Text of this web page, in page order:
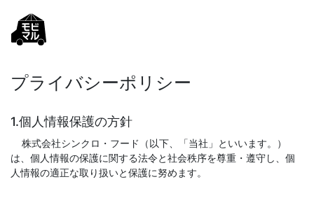
プライバシーポリシー
1.個人情報保護の方針
株式会社シンクロ・フード（以下、「当社」といいます。）
は、個人情報の保護に関する法令と社会秩序を尊重・遵守し、個
人情報の適正な取り扱いと保護に努めます。